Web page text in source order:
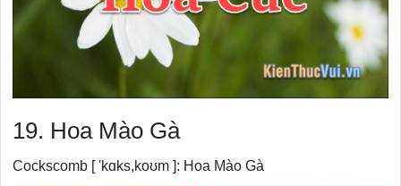
19. Hoa Mào Gà
Cockscomb [ 'kɑks,koʊm ]: Hoa Mào Gà